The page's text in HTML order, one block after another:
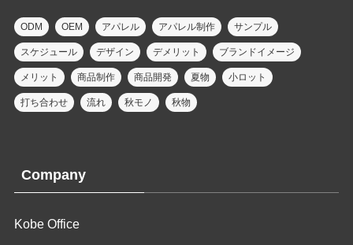
ODM OEM アパレル アパレル制作 サンプル
スケジュール デザイン デメリット ブランドイメージ
メリット 商品制作 商品開発 夏物 小ロット
打ち合わせ 流れ 秋モノ 秋物
Company
Kobe Office